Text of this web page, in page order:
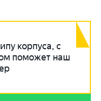
корпуса, с
поможет наш